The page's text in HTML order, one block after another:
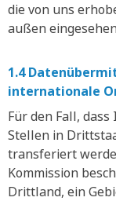
die von uns
außen
1.4
internationale
Für den Fall,
Stellen in
transferiert
Kommission
Drittland, ein